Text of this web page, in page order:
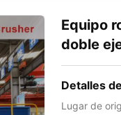
Equipo
doble
Detalles
Lugar de